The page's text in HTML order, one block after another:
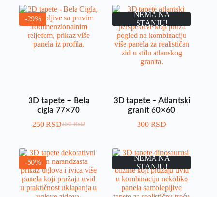
-29%
3D tapete – Bela
cigla 77×70
350RSD
250 RSD
NEMA NA
STANJU!
3D tapete – Atlantski
granit 60×60
300RSD
-50%
NEMA NA
STANJU!